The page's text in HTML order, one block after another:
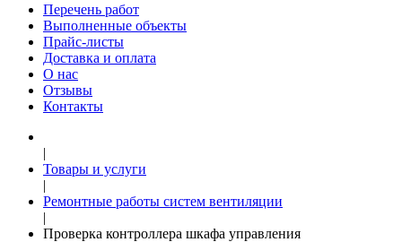
Перечень работ
Выполненные объекты
Прайс-листы
Доставка и оплата
О нас
Отзывы
Контакты
|
Товары и услуги
|
Ремонтные работы систем вентиляции
|
Проверка контроллера шкафа управления